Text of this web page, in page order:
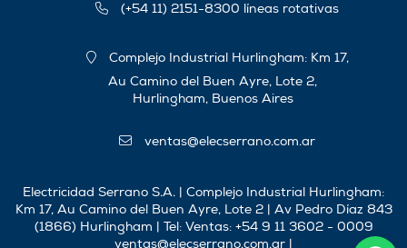
(+54 11) 2151-8300 líneas rotativas
Complejo Industrial Hurlingham: Km 17,
Au Camino del Buen Ayre, Lote 2,
Hurlingham, Buenos Aires
ventas@elecserrano.com.ar
Electricidad Serrano S.A. | Complejo Industrial Hurlingham:
Km 17, Au Camino del Buen Ayre, Lote 2 | Av Pedro Díaz 843
(1866) Hurlingham | Tel: Ventas: +54 9 11 3602 - 0009
ventas@elecserrano.com.ar |